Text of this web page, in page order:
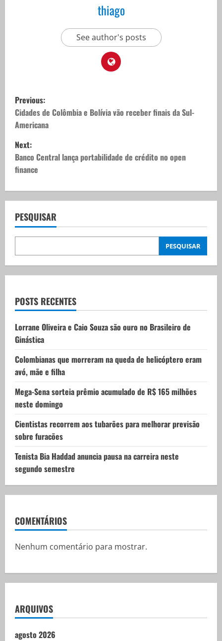
thiago
See author's posts
P
o
s
t
n
a
v
i
g
t
i
o
n
Previous:
Cidades de Colômbia e Bolívia vão receber finais da Sul-
Americana
Next:
Banco Central lança portabilidade de crédito no open
finance
PESQUISAR
PESQUISAR
POSTS RECENTES
Lorrane Oliveira e Caio Souza são ouro no Brasileiro de
Ginástica
Colombianas que morreram na queda de helicóptero eram
avó, mãe e filha
Mega-Sena sorteia prêmio acumulado de R$ 165 milhões
neste domingo
Cientistas recorrem aos tubarões para melhorar previsão
sobre furacões
Tenista Bia Haddad anuncia pausa na carreira neste
segundo semestre
COMENTÁRIOS
Nenhum comentário para mostrar.
ARQUIVOS
agosto 2026